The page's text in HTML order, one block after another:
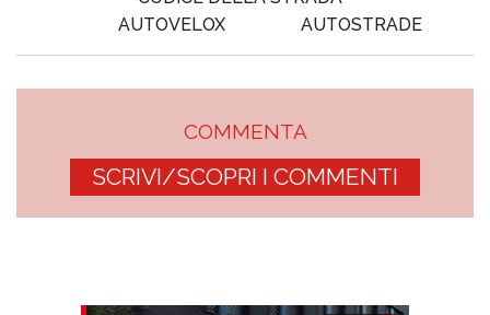
AUTOVELOX
AUTOSTRADE
COMMENTA
SCRIVI/SCOPRI I COMMENTI